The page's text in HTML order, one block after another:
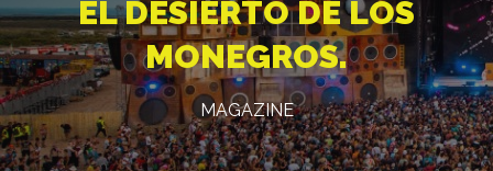
EL DESIERTO DE LOS
MONEGROS.
MAGAZINE